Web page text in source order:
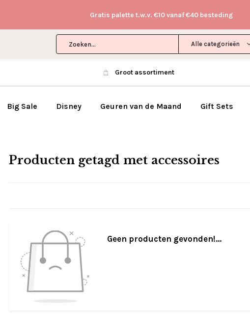
Alle categorieën
Gratis palette t.w.v. €10 vanaf €40 besteding
Groot assortiment
Big Sale Disney Geuren van de Maand Gift Sets
Producten getagd met accessoires
Geen producten gevonden!...